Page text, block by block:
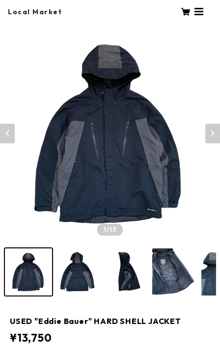
Local Market
1/13
USED "Eddie Bauer" HARD SHELL JACKET
¥13,750